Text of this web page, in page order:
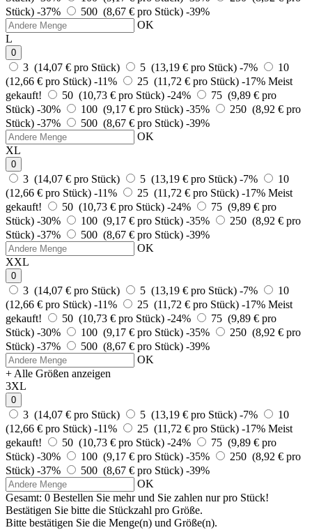
Stück) -37% 500 (8,67 € pro Stück) -39%
OK
L
0
3 (14,07 € pro Stück) 5 (13,19 € pro Stück) -7%
10
(12,66 € pro Stück) -11% 25 (11,72 € pro Stück) -17% Meist
gekauft!
50 (10,73 € pro Stück) -24%
75 (9,89 € pro
Stück) -30% 100 (9,17 € pro Stück) -35%
250 (8,92 € pro
Stück) -37% 500 (8,67 € pro Stück) -39%
OK
XL
0
3 (14,07 € pro Stück) 5 (13,19 € pro Stück) -7%
10
(12,66 € pro Stück) -11% 25 (11,72 € pro Stück) -17% Meist
gekauft!
50 (10,73 € pro Stück) -24%
75 (9,89 € pro
Stück) -30% 100 (9,17 € pro Stück) -35%
250 (8,92 € pro
Stück) -37% 500 (8,67 € pro Stück) -39%
OK
XXL
0
3 (14,07 € pro Stück) 5 (13,19 € pro Stück) -7%
10
(12,66 € pro Stück) -11% 25 (11,72 € pro Stück) -17% Meist
gekauft!
50 (10,73 € pro Stück) -24%
75 (9,89 € pro
Stück) -30% 100 (9,17 € pro Stück) -35%
250 (8,92 € pro
Stück) -37% 500 (8,67 € pro Stück) -39%
OK
+ Alle Größen anzeigen
3XL
0
3 (14,07 € pro Stück) 5 (13,19 € pro Stück) -7%
10
(12,66 € pro Stück) -11% 25 (11,72 € pro Stück) -17% Meist
gekauft!
50 (10,73 € pro Stück) -24%
75 (9,89 € pro
Stück) -30% 100 (9,17 € pro Stück) -35%
250 (8,92 € pro
Stück) -37% 500 (8,67 € pro Stück) -39%
OK
Gesamt: 0 Bestellen Sie mehr und Sie zahlen nurpro Stück!
Bestätigen Sie bitte die Stückzahl pro Größe.
Bitte bestätigen Sie die Menge(n) und Größe(n).